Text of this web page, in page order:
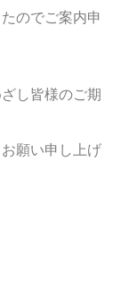
のでご案内申
し皆様のご期
願い申し上げ